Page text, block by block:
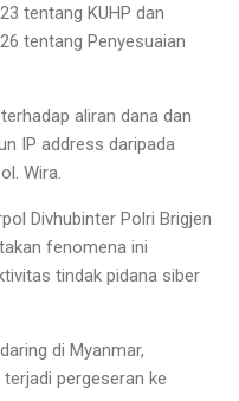
tentang KUHP dan
tentang Penyesuaian
aliran dana dan
IP address daripada
Wira.
Divhubinter Polri Brigjen
fenomena ini
tindak pidana siber
di Myanmar,
pergeseran ke